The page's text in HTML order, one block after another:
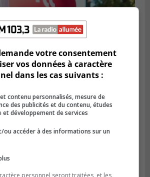
à 12h00
la demande du RTL prend
votre consentement
vos données à caractère
dans les cas suivants :
contenu personnalisés, mesure de
des publicités et du contenu, études
et développement de services
ou accéder à des informations sur un
personnel seront traitées, et les